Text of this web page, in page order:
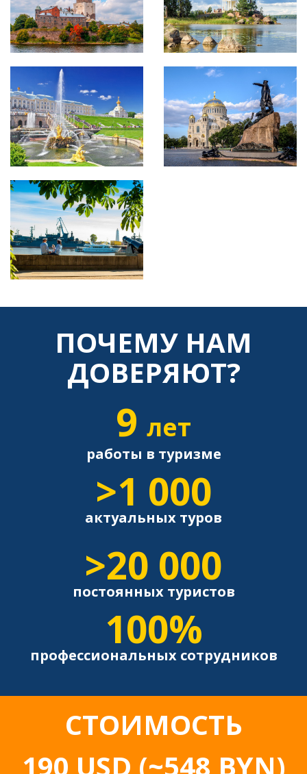
ПОЧЕМУ НАМ
ДОВЕРЯЮТ?
9 лет
работы в туризме
>1 000
актуальных туров
>20 000
постоянных туристов
100%
профессиональных сотрудников
СТОИМОСТЬ
190 USD (~548 BYN)